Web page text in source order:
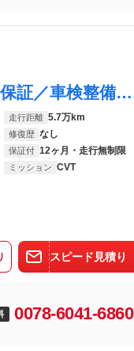
ウェイク Ｌ ＶＳ ＳＡＩＩＩ／認定中古車／１年保証／車検整備渡し／ サポカーＳワイド適合 １年間走行距離無制限保証 車検整備渡し ワイドＤＶＤ／ＵＳＢチューナー ＥＴＣ バックカメラ キーフリー 両側電動スライドドア ＬＥＤヘットライト、フォグ オートハイビーム
走行距離 5.7万km
修復歴 なし
保証付 12ヶ月・走行無制限
ミッション CVT
スピード見積り
0078-6041-6860